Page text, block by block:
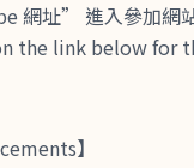
網址” 進入參加網
the link below for
】